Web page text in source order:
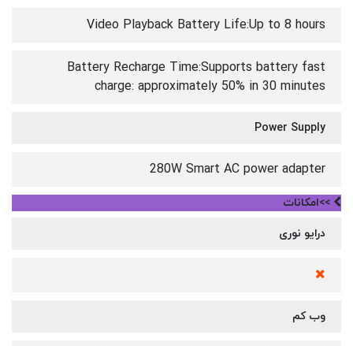
Video Playback Battery Life:Up to 8 hours
Battery Recharge Time:Supports battery fast
charge: approximately 50% in 30 minutes
Power Supply
280W Smart AC power adapter
>>امکانات
درایو نوری
وب کم